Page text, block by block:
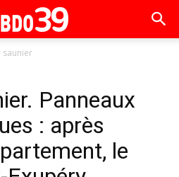
saunier
Panneaux
: après
le